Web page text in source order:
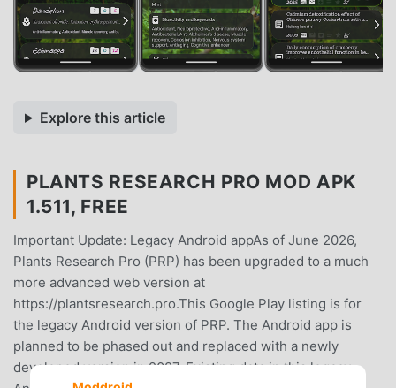
Explore this article
PLANTS RESEARCH PRO MOD APK
1.511, FREE
Important Update: Legacy Android appAs of June 2026,
Plants Research Pro (PRP) has been upgraded to a much
more advanced web version at
https://plantsresearch.pro.This Google Play listing is for
the legacy Android version of PRP. The Android app is
planned to be phased out and replaced with a newly
developed version in 2027. Existing data in this legacy